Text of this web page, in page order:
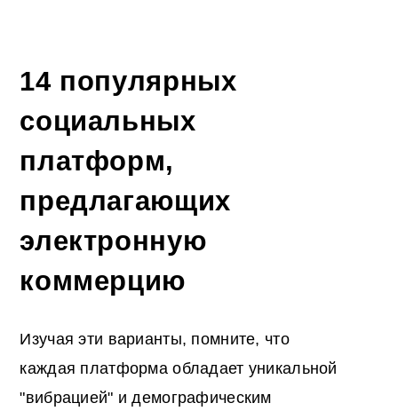
14 популярных
социальных
платформ,
предлагающих
электронную
коммерцию
Изучая эти варианты, помните, что
каждая платформа обладает уникальной
"вибрацией" и демографическим